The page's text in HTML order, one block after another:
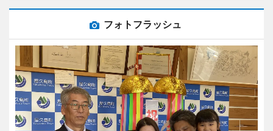
フォトフラッシュ